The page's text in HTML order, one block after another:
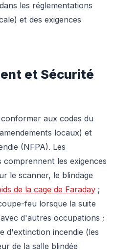
les réglementations
et des exigences
et Sécurité
aux codes du
locaux) et
(NFPA). Les
comprennent les exigences
le scanner, le blindage
de la cage de Faraday ;
feu lorsque la suite
d'autres occupations ;
d'extinction incendie (les
de la salle blindée